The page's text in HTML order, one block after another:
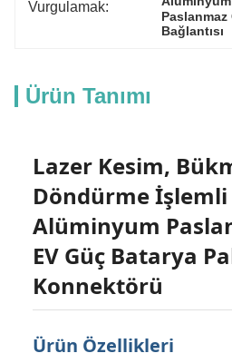
Vurgulamak:
Bağlantısı
Ürün Tanımı
Lazer Kesim,
Döndürme
Alüminyum
EV Güç Batarya
Konnektörü
Ürün Özellikleri